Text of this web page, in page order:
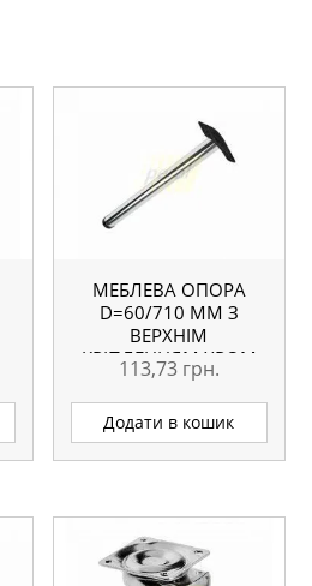
МЕБЛЕВА ОПОРА
D=60/710 ММ З
ВЕРХНІМ
КРІПЛЕННЯМ ХРОМ
113,73 грн.
Додати в кошик